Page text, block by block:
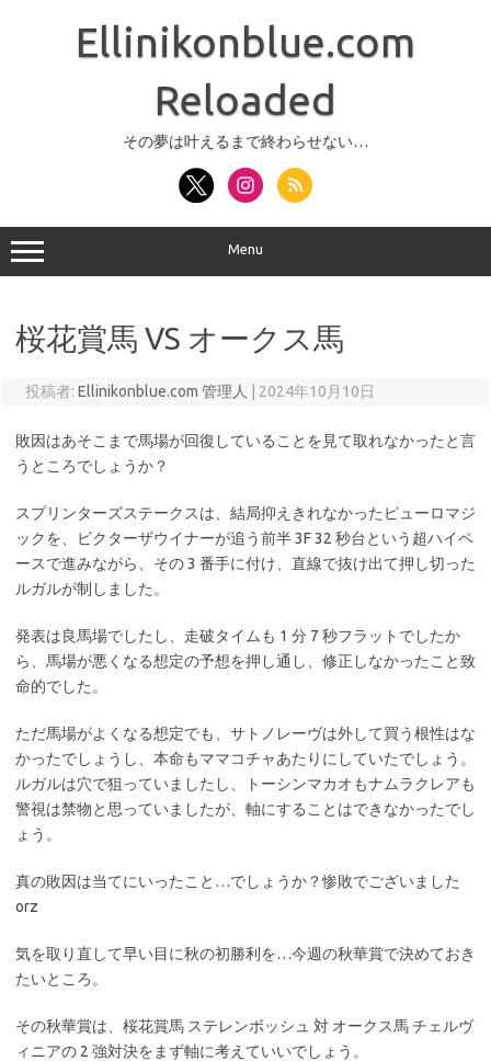
Ellinikonblue.com
Reloaded
その夢は叶えるまで終わらせない…
Menu
桜花賞馬 VS オークス馬
投稿者: Ellinikonblue.com 管理人 2024年10月10日
敗因はあそこまで馬場が回復していることを見て取れなかったと言
うところでしょうか？
スプリンターズステークスは、結局抑えきれなかったピューロマジ
ックを、ビクターザウイナーが追う前半 3F 32 秒台という超ハイペ
ースで進みながら、その 3 番手に付け、直線で抜け出て押し切った
ルガルが制しました。
発表は良馬場でしたし、走破タイムも 1 分 7 秒フラットでしたか
ら、馬場が悪くなる想定の予想を押し通し、修正しなかったこと致
命的でした。
ただ馬場がよくなる想定でも、サトノレーヴは外して買う根性はな
かったでしょうし、本命もママコチャあたりにしていたでしょう。
ルガルは穴で狙っていましたし、トーシンマカオもナムラクレアも
警視は禁物と思っていましたが、軸にすることはできなかったでし
ょう。
真の敗因は当てにいったこと…でしょうか？惨敗でございました
orz
気を取り直して早い目に秋の初勝利を…今週の秋華賞で決めておき
たいところ。
その秋華賞は、桜花賞馬 ステレンボッシュ 対 オークス馬 チェルヴ
ィニアの 2 強対決をまず軸に考えていいでしょう。